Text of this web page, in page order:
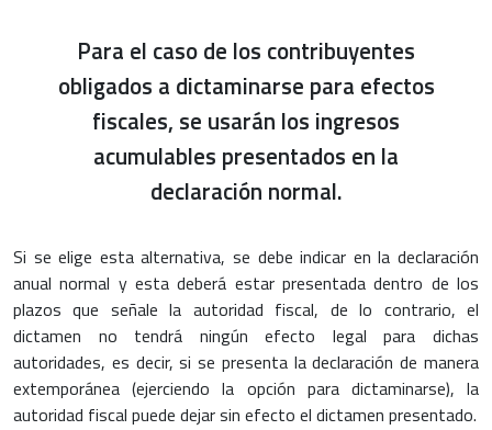
Para el caso de los contribuyentes
obligados a dictaminarse para efectos
fiscales, se usarán los ingresos
acumulables presentados en la
declaración normal.
Si se elige esta alternativa, se debe indicar en la declaración
anual normal y esta deberá estar presentada dentro de los
plazos que señale la autoridad fiscal, de lo contrario, el
dictamen no tendrá ningún efecto legal para dichas
autoridades, es decir, si se presenta la declaración de manera
extemporánea (ejerciendo la opción para dictaminarse), la
autoridad fiscal puede dejar sin efecto el dictamen presentado.